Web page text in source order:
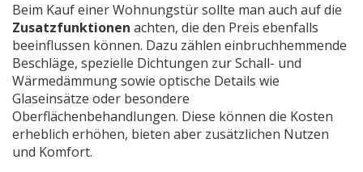
Beim Kauf einer Wohnungstür sollte man auch auf die
Zusatzfunktionen achten, die den Preis ebenfalls
beeinflussen können. Dazu zählen einbruchhemmende
Beschläge, spezielle Dichtungen zur Schall- und
Wärmedämmung sowie optische Details wie
Glaseinsätze oder besondere
Oberflächenbehandlungen. Diese können die Kosten
erheblich erhöhen, bieten aber zusätzlichen Nutzen
und Komfort.